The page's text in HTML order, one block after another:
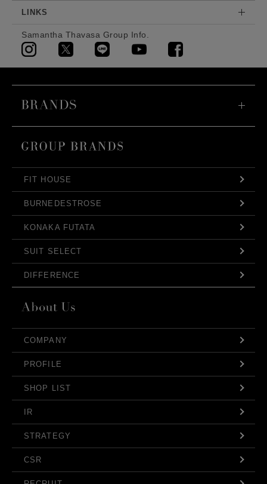
LINKS
Samantha Thavasa Group Info.
FIT HOUSE
BURNEDESTROSE
KONAKA FUTATA
SUIT SELECT
DIFFERENCE
COMPANY
PROFILE
SHOP LIST
IR
STRATEGY
CSR